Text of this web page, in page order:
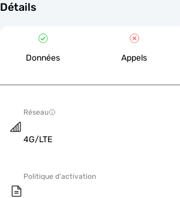
Détails
Données Appels
Réseau
4G/LTE
Politique d'activation